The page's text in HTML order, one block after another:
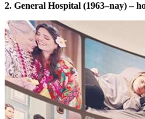
2. General Hospital (1963–nay) –